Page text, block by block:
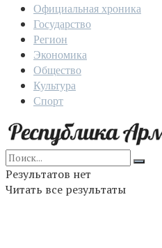
Официальная хроника
Государство
Регион
Экономика
Общество
Культура
Спорт
Результатов нет
Читать все результаты